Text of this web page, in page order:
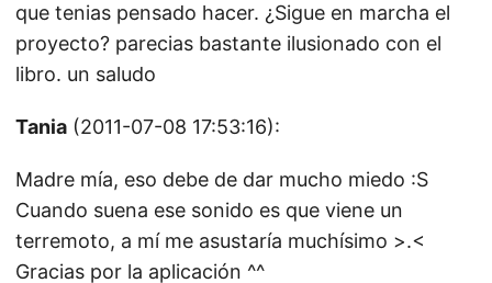
que tenias pensado hacer. ¿Sigue en marcha el
proyecto? parecias bastante ilusionado con el
libro. un saludo
Tania (2011-07-08 17:53:16):
Madre mía, eso debe de dar mucho miedo :S
Cuando suena ese sonido es que viene un
terremoto, a mí me asustaría muchísimo >.<
Gracias por la aplicación ^^